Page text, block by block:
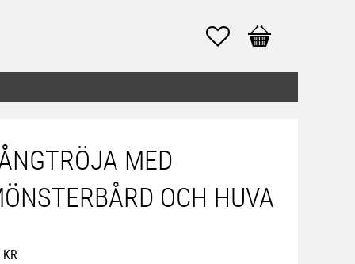
Favoriter
Kundvagn
MED
OCH HUVA
KR